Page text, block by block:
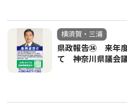
横須賀・三浦
県政報告㊱ 来年
て 神奈川県議会